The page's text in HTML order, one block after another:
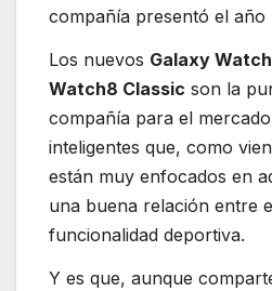
compañía presentó el año
Los nuevos Galaxy
Watch8 Classic son la
compañía para el
inteligentes que, como
están muy enfocados en
una buena relación entre
funcionalidad deportiva.
Y es que, aunque